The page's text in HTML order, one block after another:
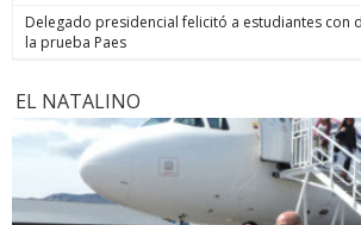
Delegado presidencial felicitó a estudiantes con
la prueba Paes
EL NATALINO